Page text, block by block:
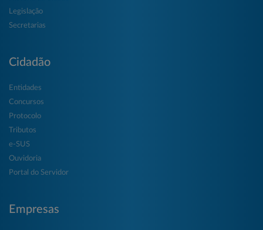
Legislação
Secretarias
Cidadão
Entidades
Concursos
Protocolo
Tributos
e-SUS
Ouvidoria
Portal do Servidor
Empresas